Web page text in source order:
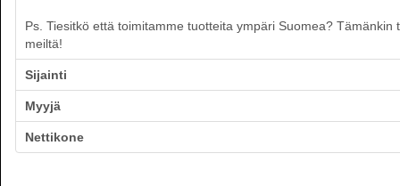
Ps. Tiesitkö että toimitamme tuotteita ympäri Suomea?
meiltä!
Sijainti
Myyjä
Nettikone